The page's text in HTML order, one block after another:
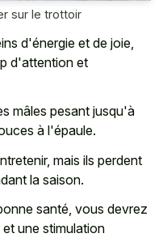
sur le trottoir
d'énergie et de joie,
d'attention et
mâles pesant jusqu'à
à l'épaule.
mais ils perdent
la saison.
santé, vous devrez
une stimulation